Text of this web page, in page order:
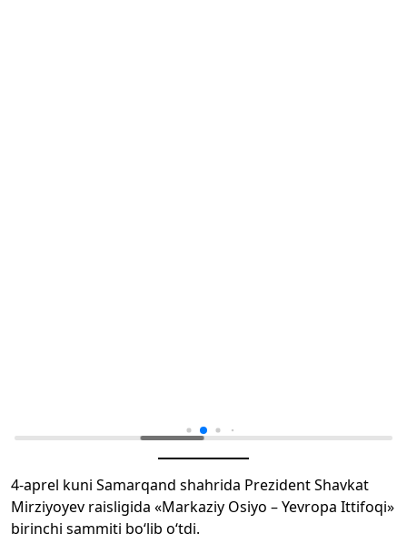
4-aprel kuni Samarqand shahrida Prezident Shavkat
Mirziyoyev raisligida «Markaziy Osiyo – Yevropa Ittifoqi»
birinchi sammiti bo‘lib o‘tdi.